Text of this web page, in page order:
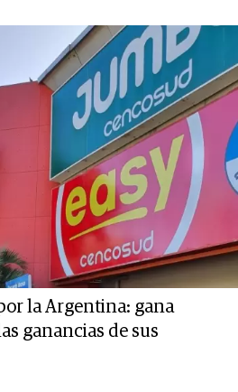
la Argentina: gana
ganancias de sus